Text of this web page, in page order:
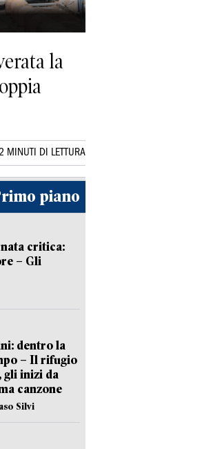
la
MINUTI DI LETTURA
piano
critica:
– Gli
dentro la
– Il rifugio
gli inizi da
canzone
Silvi